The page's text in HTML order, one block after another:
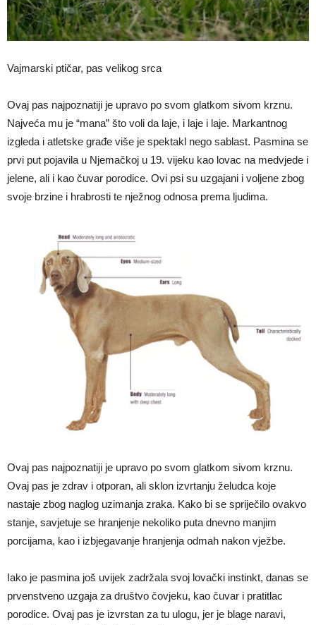
Vajmarski ptičar, pas velikog srca
Ovaj pas najpoznatiji je upravo po svom glatkom sivom krznu.
Najveća mu je “mana” što voli da laje, i laje i laje. Markantnog
izgleda i atletske građe više je spektakl nego sablast. Pasmina se
prvi put pojavila u Njemačkoj u 19. vijeku kao lovac na medvjede i
jelene, ali i kao čuvar porodice. Ovi psi su uzgajani i voljene zbog
svoje brzine i hrabrosti te nježnog odnosa prema ljudima.
Ovaj pas najpoznatiji je upravo po svom glatkom sivom krznu.
Ovaj pas je zdrav i otporan, ali sklon izvrtanju želudca koje
nastaje zbog naglog uzimanja zraka. Kako bi se spriječilo ovakvo
stanje, savjetuje se hranjenje nekoliko puta dnevno manjim
porcijama, kao i izbjegavanje hranjenja odmah nakon vježbe.
Iako je pasmina još uvijek zadržala svoj lovački instinkt, danas se
prvenstveno uzgaja za društvo čovjeku, kao čuvar i pratitlac
porodice. Ovaj pas je izvrstan za tu ulogu, jer je blage naravi,